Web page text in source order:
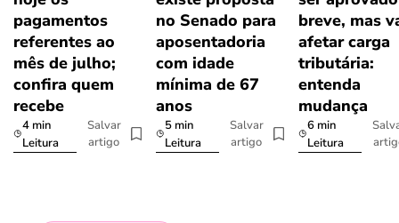
pagamentos
referentes ao
mês de julho;
confira quem
recebe
4 min
Leitura
Salvar
artigo
no Senado para
aposentadoria
com idade
mínima de 67
anos
5 min
Leitura
Salvar
artigo
breve, mas
afetar carga
tributária:
entenda
mudança
6 min
Leitura